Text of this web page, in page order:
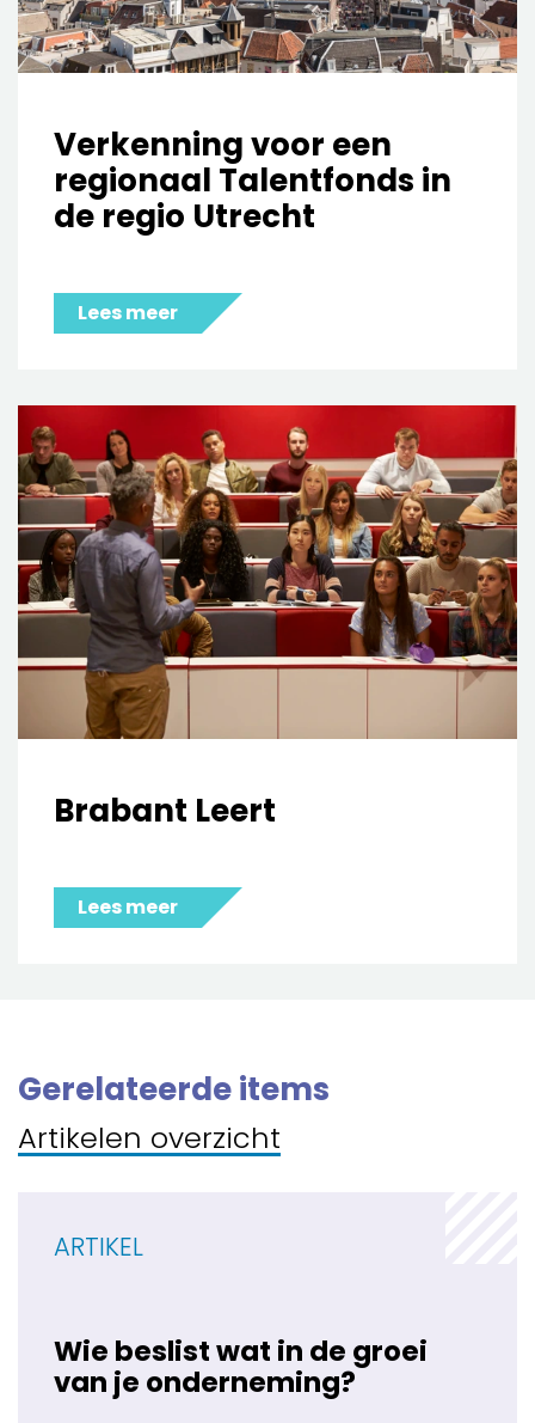
Verkenning voor een
regionaal Talentfonds in
de regio Utrecht
Lees meer
Brabant Leert
Lees meer
Gerelateerde items
Artikelen overzicht
ARTIKEL
Wie beslist wat in de groei
van je onderneming?